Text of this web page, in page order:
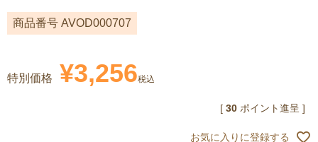
商品番号 AVOD000707
特別価格 ¥3,256税込
[ 30 ポイント進呈 ]
お気に入りに登録する